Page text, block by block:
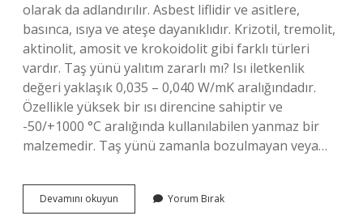
olarak da adlandırılır. Asbest liflidir ve asitlere,
basınca, ısıya ve ateşe dayanıklıdır. Krizotil, tremolit,
aktinolit, amosit ve krokoidolit gibi farklı türleri
vardır. Taş yünü yalıtım zararlı mı? Isı iletkenlik
değeri yaklaşık 0,035 – 0,040 W/mK aralığındadır.
Özellikle yüksek bir ısı direncine sahiptir ve
-50/+1000 °C aralığında kullanılabilen yanmaz bir
malzemedir. Taş yünü zamanla bozulmayan veya…
Devamını okuyun
Yünü
Yorum Bırak